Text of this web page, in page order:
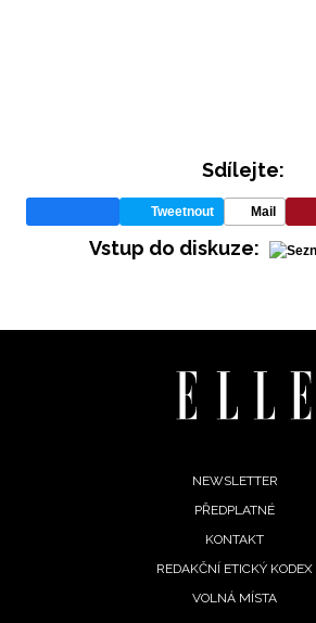
Sdílejte:
Tweetnout Mail
Vstup do diskuze:
NEWSLETTER
PŘEDPLATNÉ
KONTAKT
REDAKČNÍ ETICKÝ KODEX
VOLNÁ MÍSTA